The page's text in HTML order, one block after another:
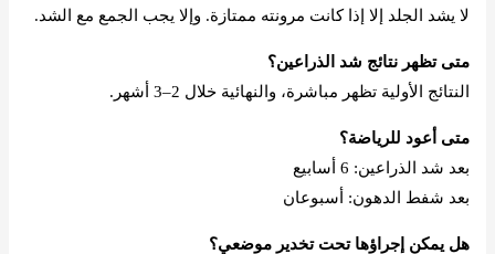
لا يشد الجلد إلا إذا كانت مرونته ممتازة. وإلا يجب الجمع مع الشد.
متى تظهر نتائج شد الذراعين؟
النتائج الأولية تظهر مباشرة، والنهائية خلال 2–3 أشهر.
متى أعود للرياضة؟
بعد شد الذراعين: 6 أسابيع
بعد شفط الدهون: أسبوعان
هل يمكن إجراؤها تحت تخدير موضعي؟